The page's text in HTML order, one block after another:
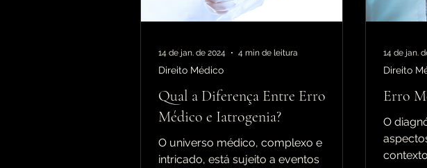
Qual a Diferença Entre Erro
Médico e Iatrogenia?
O universo médico, complexo e
intricado, está sujeito a eventos
Direito Médico
14 de jan. de 2024 4 min de leitura
Erro
O
Direito
14 de jan.